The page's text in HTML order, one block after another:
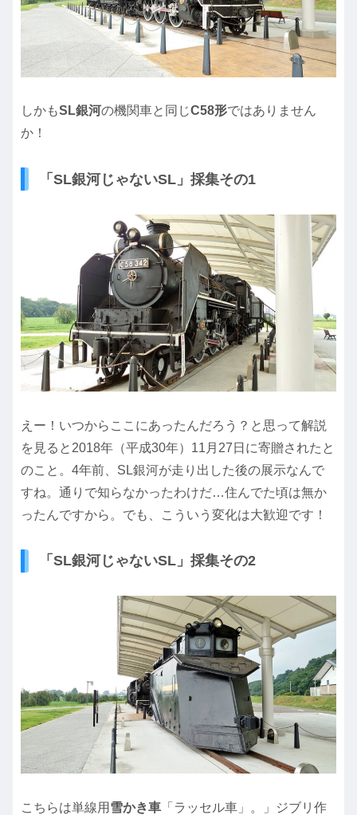
しかもSL銀河の機関車と同じC58形ではありません
か！
「SL銀河じゃないSL」採集その1
えー！いつからここにあったんだろう？と思って解説
を見ると2018年（平成30年）11月27日に寄贈されたと
のこと。4年前、SL銀河が走り出した後の展示なんで
すね。通りで知らなかったわけだ…住んでた頃は無か
ったんですから。でも、こういう変化は大歓迎です！
「SL銀河じゃないSL」採集その2
こちらは単線用 雪かき車 「ラッセル車」。」ジブリ作